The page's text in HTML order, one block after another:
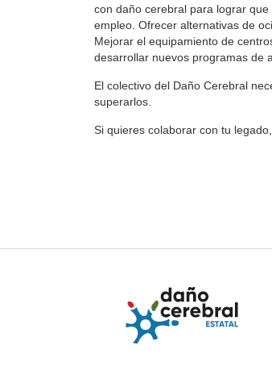
con daño cerebral para lograr
empleo. Ofrecer alternativas de
Mejorar el equipamiento de
desarrollar nuevos programas de
El colectivo del Daño Cerebral
superarlos.
Si quieres colaborar con tu legado,